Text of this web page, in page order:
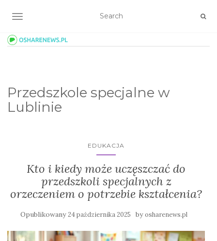
TOGGLE NAVIGATION
Przedszkole specjalne w
Lublinie
EDUKACJA
Kto i kiedy może uczęszczać do
przedszkoli specjalnych z
orzeczeniem o potrzebie kształcenia?
Opublikowany24 października 2025 byosharenews.pl